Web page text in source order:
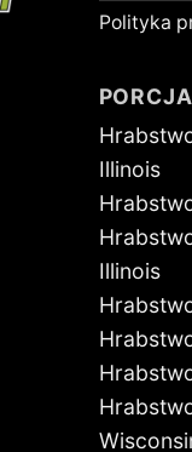
Polityka
PORCJA
Illinois
Illinois